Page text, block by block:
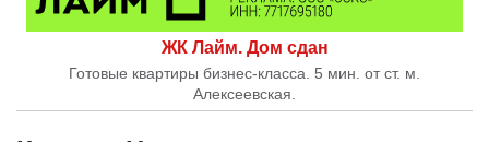
ЖК Лайм. Дом сдан
Готовые квартиры бизнес-класса. 5 мин. от ст. м.
Алексеевская.